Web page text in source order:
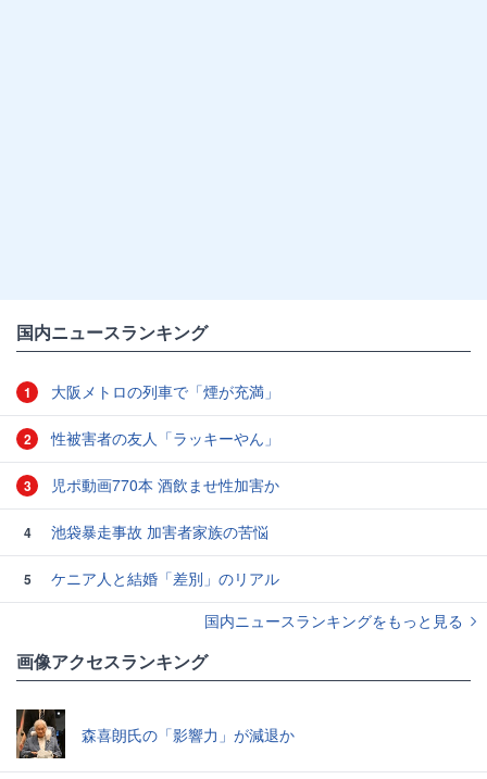
国内ニュースランキング
1 大阪メトロの列車で「煙が充満」
2 性被害者の友人「ラッキーやん」
3 児ポ動画770本 酒飲ませ性加害か
4 池袋暴走事故 加害者家族の苦悩
5
ケニア人と結婚「差別」のリアル
国内ニュースランキングをもっと見る
画像アクセスランキング
森喜朗氏の「影響力」が減退か